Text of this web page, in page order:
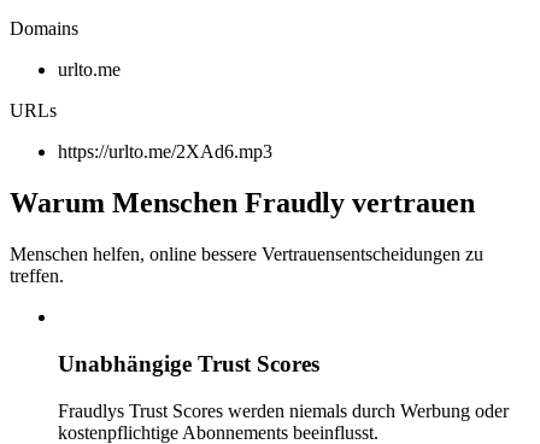
Domains
urlto.me
URLs
https://urlto.me/2XAd6.mp3
Warum Menschen Fraudly vertrauen
Menschen helfen, online bessere Vertrauensentscheidungen zu
treffen.
Unabhängige Trust Scores
Fraudlys Trust Scores werden niemals durch Werbung oder
kostenpflichtige Abonnements beeinflusst.